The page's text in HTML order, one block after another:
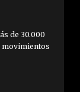
de 30.000
movimientos